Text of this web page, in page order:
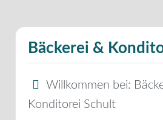
Bäckerei &
Willkommen bei:
Konditorei Schult